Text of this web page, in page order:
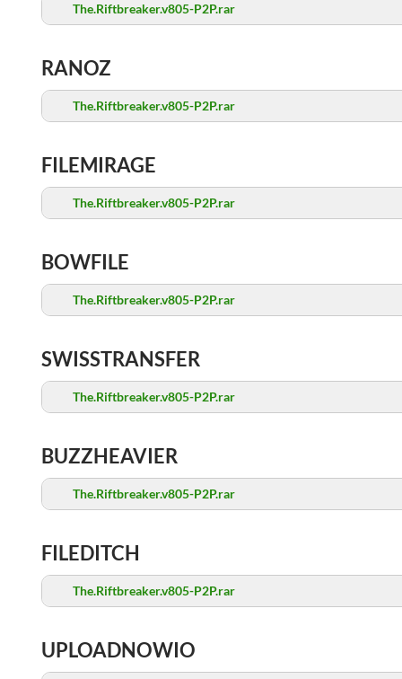
The.Riftbreaker.v805-P2P.rar
RANOZ
The.Riftbreaker.v805-P2P.rar
FILEMIRAGE
The.Riftbreaker.v805-P2P.rar
BOWFILE
The.Riftbreaker.v805-P2P.rar
SWISSTRANSFER
The.Riftbreaker.v805-P2P.rar
BUZZHEAVIER
The.Riftbreaker.v805-P2P.rar
FILEDITCH
The.Riftbreaker.v805-P2P.rar
UPLOADNOWIO